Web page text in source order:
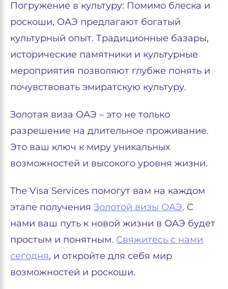
Погружение в культуру: Помимо блеска и
роскоши, ОАЭ предлагают богатый
культурный опыт. Традиционные базары,
исторические памятники и культурные
мероприятия позволяют глубже понять и
почувствовать эмиратскую культуру.
Золотая виза ОАЭ – это не только
разрешение на длительное проживание.
Это ваш ключ к миру уникальных
возможностей и высокого уровня жизни.
The Visa Services помогут вам на каждом
этапе получения Золотой визы ОАЭ. С
нами ваш путь к новой жизни в ОАЭ будет
простым и понятным. Свяжитесь с нами
сегодня, и откройте для себя мир
возможностей и роскоши.